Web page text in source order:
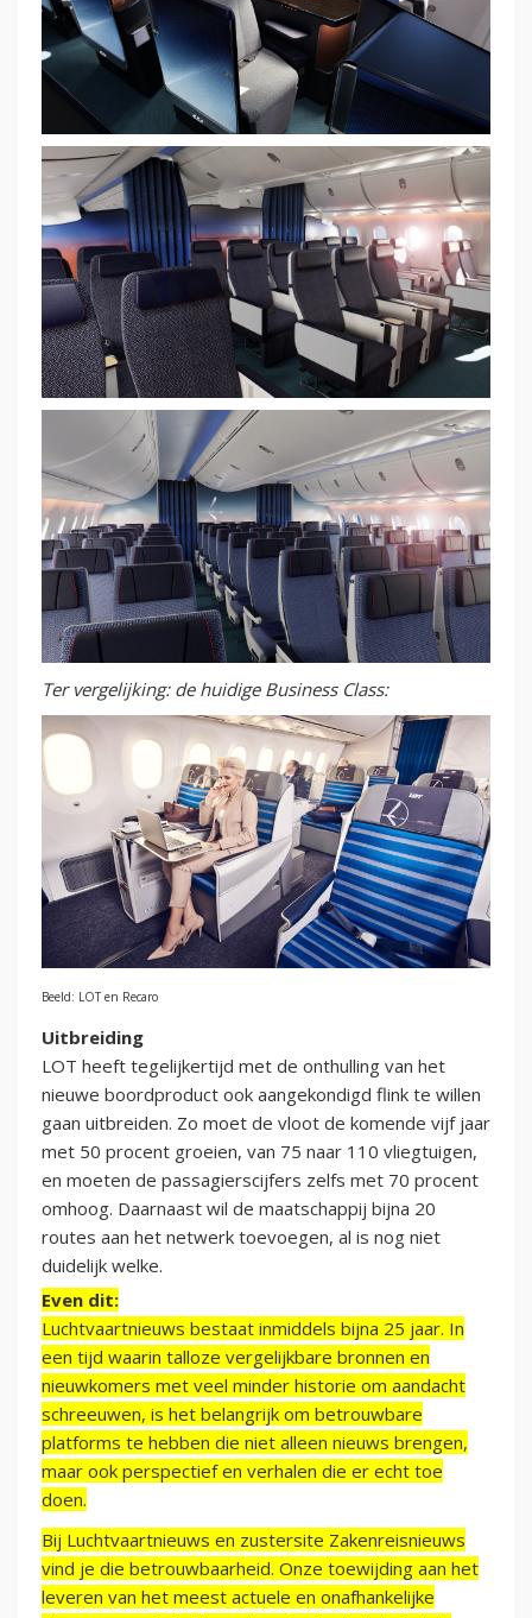
Ter vergelijking: de huidige Business Class:
Beeld: LOT en Recaro
Uitbreiding
LOT heeft tegelijkertijd met de onthulling van het
nieuwe boordproduct ook aangekondigd flink te willen
gaan uitbreiden. Zo moet de vloot de komende vijf jaar
met 50 procent groeien, van 75 naar 110 vliegtuigen,
en moeten de passagierscijfers zelfs met 70 procent
omhoog. Daarnaast wil de maatschappij bijna 20
routes aan het netwerk toevoegen, al is nog niet
duidelijk welke.
Even dit:
Luchtvaartnieuws bestaat inmiddels bijna 25 jaar. In
een tijd waarin talloze vergelijkbare bronnen en
nieuwkomers met veel minder historie om aandacht
schreeuwen, is het belangrijk om betrouwbare
platforms te hebben die niet alleen nieuws brengen,
maar ook perspectief en verhalen die er echt toe
doen.
Bij Luchtvaartnieuws en zustersite Zakenreisnieuws
vind je die betrouwbaarheid. Onze toewijding aan het
leveren van het meest actuele en onafhankelijke